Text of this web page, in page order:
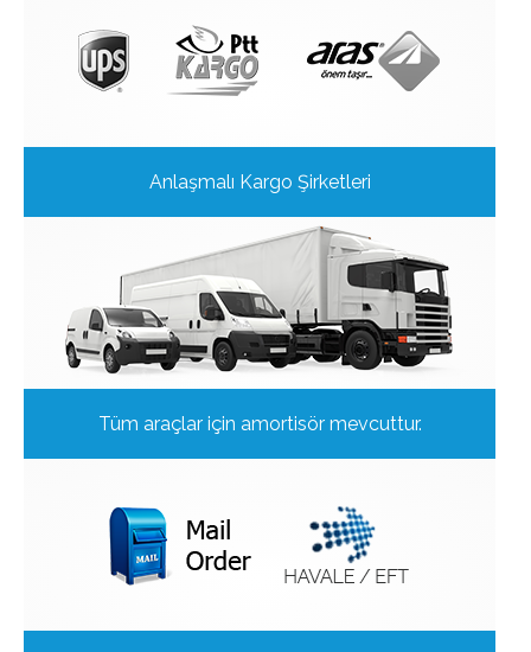
Anlaşmalı Kargo Şirketleri
Tüm araçlar için amortisör mevcuttur.